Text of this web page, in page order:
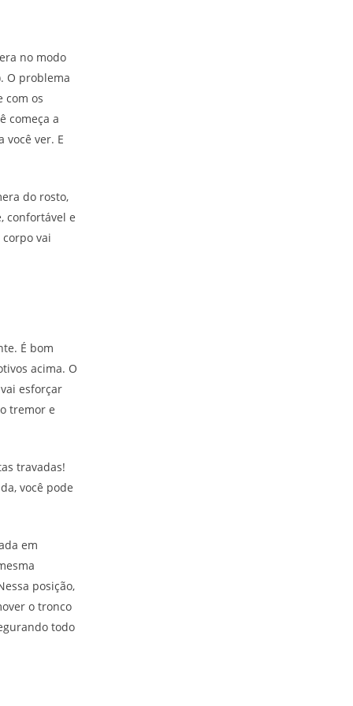
no modo
O problema
com os
começa a
você ver. E
do rosto,
confortável e
vai
É bom
acima. O
esforçar
tremor e
travadas!
você pode
em
posição,
o tronco
todo